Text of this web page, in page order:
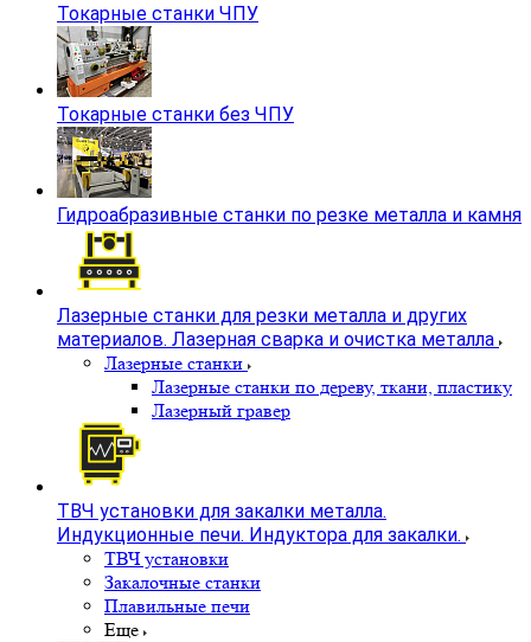
Токарные станки ЧПУ
Токарные станки без ЧПУ
Гидроабразивные станки по резке металла и камня
Лазерные станки для резки металла и других
материалов. Лазерная сварка и очистка металла
Лазерные станки
Лазерные станки по дереву, ткани, пластику
Лазерный гравер
ТВЧ установки для закалки металла.
Индукционные печи. Индуктора для закалки.
ТВЧ установки
Закалочные станки
Плавильные печи
Еще